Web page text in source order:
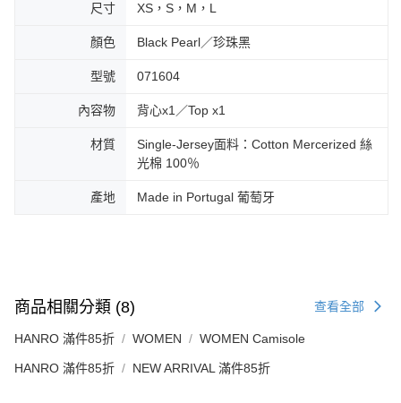
尺寸 XS，S，M，L
顏色 Black Pearl／珍珠黑
型號 071604
內容物 背心x1／Top x1
材質
Single-Jersey面料：Cotton Mercerized 絲
光棉 100％
產地 Made in Portugal 葡萄牙
商品相關分類 (8) 查看全部
HANRO 滿件85折 WOMEN WOMEN Camisole
HANRO 滿件85折 NEW ARRIVAL 滿件85折